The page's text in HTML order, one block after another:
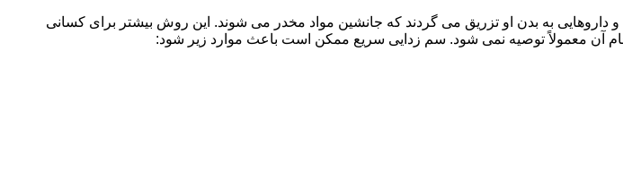
به بدن او تزریق می گردند که جانشین مواد مخدر می شوند. این روش بیشتر برای کسانی
آن معمولاً توصیه نمی شود. سم زدایی سریع ممکن است باعث موارد زیر شود: